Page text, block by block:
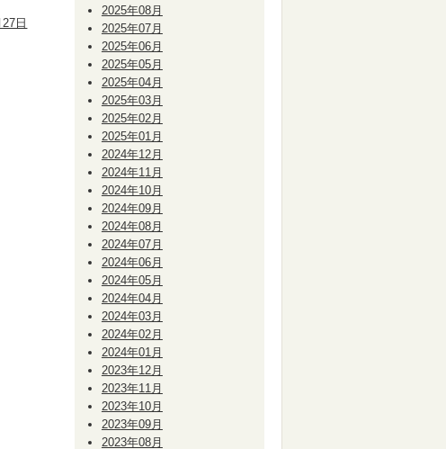
日
2025年08月
2025年07月
2025年06月
2025年05月
2025年04月
2025年03月
2025年02月
2025年01月
2024年12月
2024年11月
2024年10月
2024年09月
2024年08月
2024年07月
2024年06月
2024年05月
2024年04月
2024年03月
2024年02月
2024年01月
2023年12月
2023年11月
2023年10月
2023年09月
2023年08月